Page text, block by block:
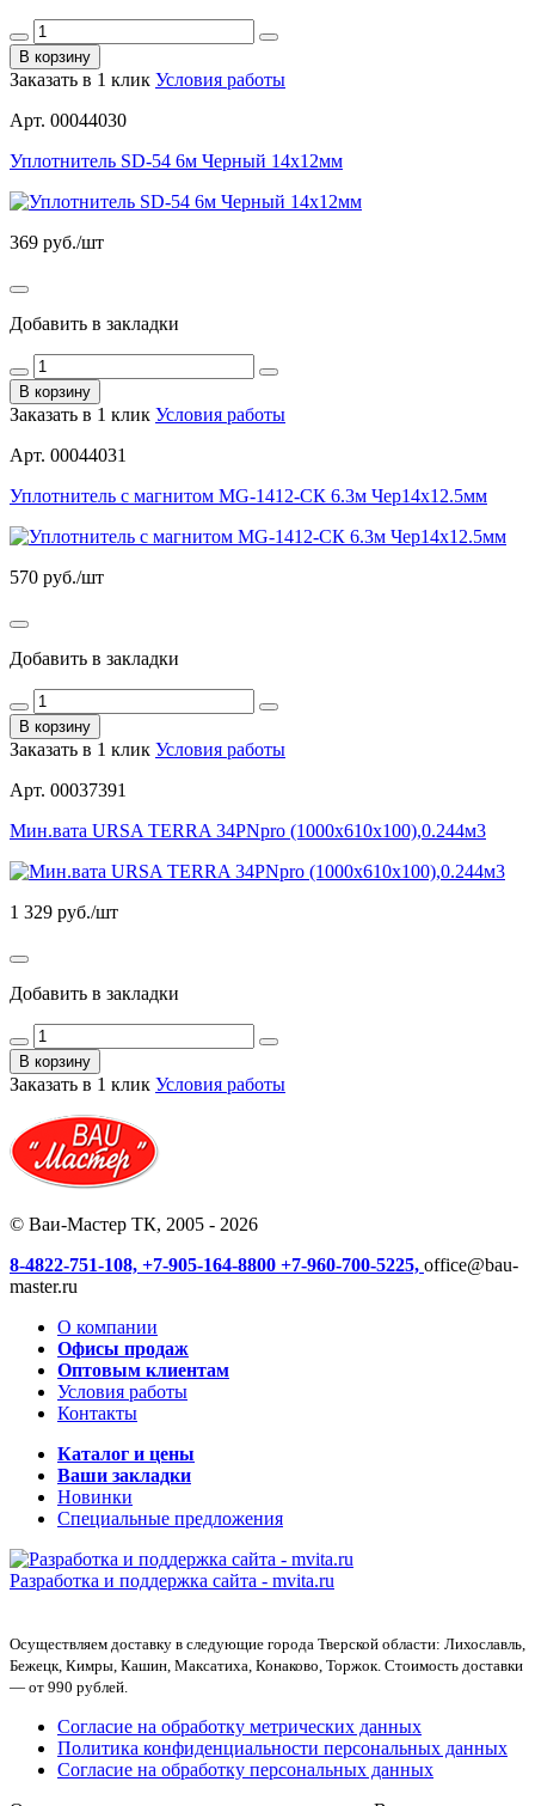
В корзину
Заказать в 1 клик Условия работы
Арт. 00044030
Уплотнитель SD-54 6м Черный 14х12мм
369 руб./шт
Добавить в закладки
В корзину
Заказать в 1 клик Условия работы
Арт. 00044031
Уплотнитель с магнитом MG-1412-СК 6.3м Чер14х12.5мм
570 руб./шт
Добавить в закладки
В корзину
Заказать в 1 клик Условия работы
Арт. 00037391
Мин.вата URSA ТЕRRA 34РNpro (1000х610х100),0.244м3
1 329 руб./шт
Добавить в закладки
В корзину
Заказать в 1 клик Условия работы
© Ваи-Мастер ТК, 2005 - 2026
8-4822-751-108, +7-905-164-8800 +7-960-700-5225, office@bau-
master.ru
О компании
Офисы продаж
Оптовым клиентам
Условия работы
Контакты
Каталог и цены
Ваши закладки
Новинки
Специальные предложения
Разработка и поддержка сайта - mvita.ru
Осуществляем доставку в следующие города Тверской области: Лихославль,
Бежецк, Кимры, Кашин, Максатиха, Конаково, Торжок. Стоимость доставки
— от 990 рублей.
Согласие на обработку метрических данных
Политика конфиденциальности персональных данных
Согласие на обработку персональных данных